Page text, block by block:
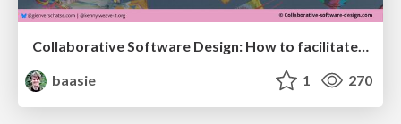
Collaborative Software Design: How to facilitate domain modelling decisions
baasie
1 270